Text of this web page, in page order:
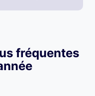
fréquentes